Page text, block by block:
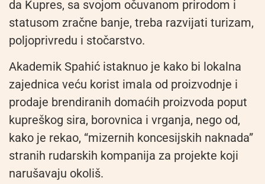
da Kupres, sa svojom očuvanom prirodom i
statusom zračne banje, treba razvijati turizam,
poljoprivredu i stočarstvo.
Akademik Spahić istaknuo je kako bi lokalna
zajednica veću korist imala od proizvodnje i
prodaje brendiranih domaćih proizvoda poput
kupreškog sira, borovnica i vrganja, nego od,
kako je rekao, “mizernih koncesijskih naknada”
stranih rudarskih kompanija za projekte koji
narušavaju okoliš.